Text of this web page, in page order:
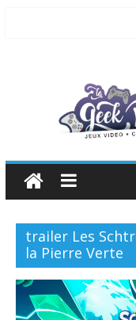
trailer Les
la Pierre Verte